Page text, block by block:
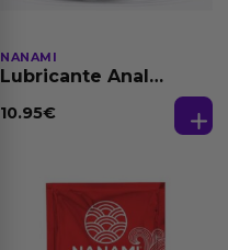
NANAMI
Lubricante Anal
Dilatación Base Agua
10.95€